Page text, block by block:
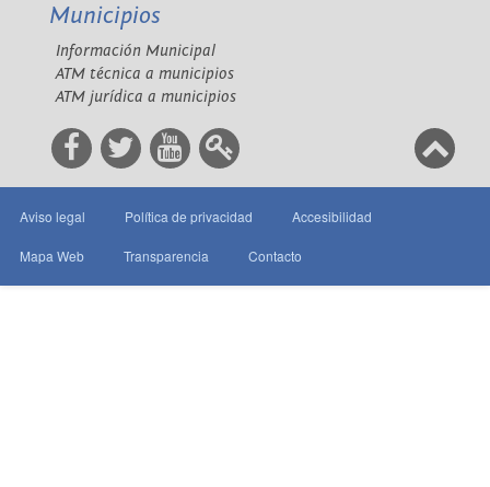
Municipios
Información Municipal
ATM técnica a municipios
ATM jurídica a municipios
Aviso legal Política de privacidad Accesibilidad
Mapa Web Transparencia Contacto